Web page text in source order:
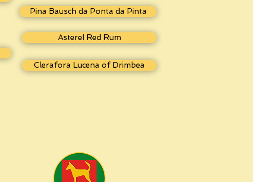
Pina Bausch da Ponta da Pinta
Asterel Red Rum
Clerafora Lucena of Drimbea